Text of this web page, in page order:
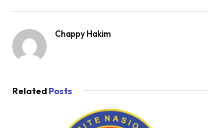
Chappy Hakim
Related Posts